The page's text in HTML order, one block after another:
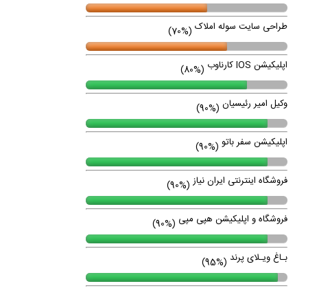
طراحی سایت سوله املاک(70%)
اپلیکیشن IOS کارناوب (80%)
وکیل امیر رئیسیان(90%)
اپلیکیشن سفر باتو(90%)
فروشگاه اینترنتی ایران نیاز(90%)
فروشگاه و اپلیکیشن هپی مپی (90%)
بـاغ ویـلای پرند (95%)